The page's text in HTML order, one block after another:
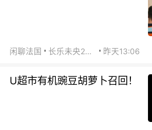
闲聊法国 长乐未央2015 昨天13:06
U超市有机豌豆胡萝卜召回！